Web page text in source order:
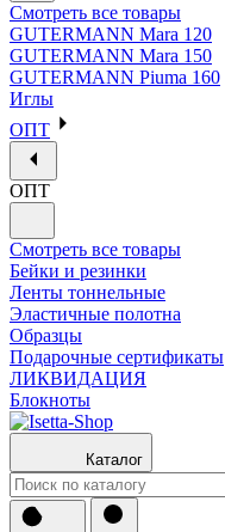
Смотреть все товары
GUTERMANN Mara 120
GUTERMANN Mara 150
GUTERMANN Piuma 160
Иглы
ОПТ
ОПТ
Смотреть все товары
Бейки и резинки
Ленты тоннельные
Эластичные полотна
Образцы
Подарочные сертификаты
ЛИКВИДАЦИЯ
Блокноты
Каталог